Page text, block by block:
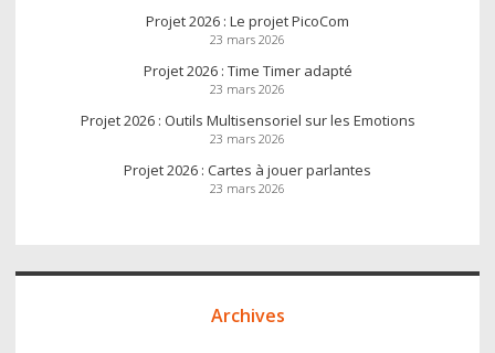
Projet 2026 : Le projet PicoCom
23 mars 2026
Projet 2026 : Time Timer adapté
23 mars 2026
Projet 2026 : Outils Multisensoriel sur les Emotions
23 mars 2026
Projet 2026 : Cartes à jouer parlantes
23 mars 2026
Archives